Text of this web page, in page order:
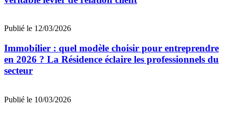
Publié le 12/03/2026
Immobilier : quel modèle choisir pour entreprendre
en 2026 ? La Résidence éclaire les professionnels du
secteur
Publié le 10/03/2026